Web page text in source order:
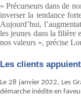
« Précurseurs dans de
inverser la tendance
Aujourd’hui,
les jeunes dans la filière
nos valeurs », précise
Les clients
Le 28 janvier 2022, Les
démarche inédite en